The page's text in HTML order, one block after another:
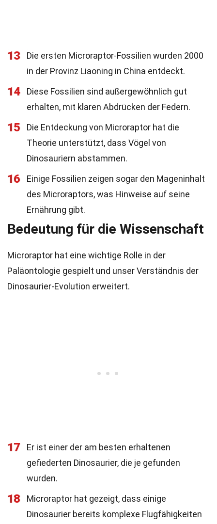
13
Die ersten Microraptor-Fossilien wurden 2000
in der Provinz Liaoning in China entdeckt.
14
Diese Fossilien sind außergewöhnlich gut
erhalten, mit klaren Abdrücken der Federn.
15
Die Entdeckung von Microraptor hat die
Theorie unterstützt, dass Vögel von
Dinosauriern abstammen.
16
Einige Fossilien zeigen sogar den Mageninhalt
des Microraptors, was Hinweise auf seine
Ernährung gibt.
Bedeutung für die Wissenschaft
Microraptor hat eine wichtige Rolle in der
Paläontologie gespielt und unser Verständnis der
Dinosaurier-Evolution erweitert.
17
Er ist einer der am besten erhaltenen
gefiederten Dinosaurier, die je gefunden
wurden.
18
Microraptor hat gezeigt, dass einige
Dinosaurier bereits komplexe Flugfähigkeiten